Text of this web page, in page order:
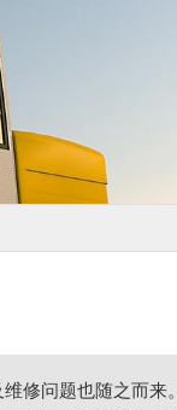
修问题也随之而来